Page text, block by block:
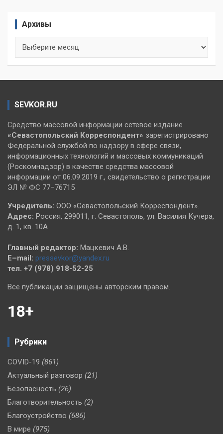
Архивы
SEVKOR.RU
Средство массовой информации сетевое издание
«Севастопольский Корреспондент» зарегистрировано
Федеральной службой по надзору в сфере связи,
информационных технологий и массовых коммуникаций
(Роскомнадзор) в качестве средства массовой
информации от 06.09.2019 г., свидетельство о регистрации
ЭЛ № ФС 77–76715
Учредитель: ООО «Севастопольский Корреспондент».
Адрес: Россия, 299011, г. Севастополь, ул. Василия Кучера,
д. 1, кв. 10А
Главный редактор: Мацкевич А.В.
E–mail: pressevkor@yandex.ru
тел. +7 (978) 918-52-25
Все публикации защищены авторским правом.
18+
Рубрики
COVID-19 (861)
Актуальный разговор (21)
Безопасность (26)
Благотворительность (2)
Благоустройство (686)
В мире (975)